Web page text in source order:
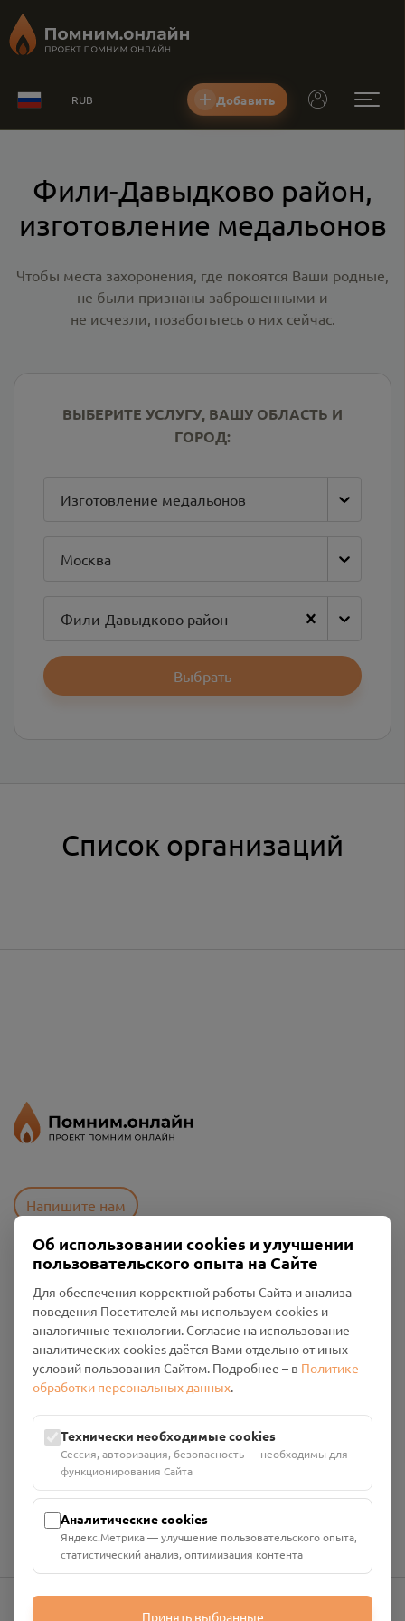
RUB Добавить
Фили-Давыдково район,
изготовление медальонов
Чтобы места захоронения, где покоятся Ваши родные,
не были признаны заброшенными и
не исчезли, позаботьтесь о них сейчас.
ВЫБЕРИТЕ УСЛУГУ, ВАШУ ОБЛАСТЬ И
ГОРОД:
Изготовление медальонов
Москва
Фили-Давыдково район
Выбрать
Список организаций
Напишите нам
Политика конфиденциальности
Промо-материалы
Настройки cookies
Общество с ограниченной ответственностью «Смоленский
Проект Помним»
ИНН: 6700029207 ОГРН: 1256700001986
Юридический адрес: 216790, Смоленская область, р-н
Руднянский, г. Рудня, улица Западная, д. 26А, пом. 18
Номер счёта: 40702810901130004287 в АО "АЛЬФА-БАНК"
Об использовании cookies и улучшении
пользовательского опыта на Сайте
Для обеспечения корректной работы Сайта и анализа
поведения Посетителей мы используем cookies и
аналогичные технологии. Согласие на использование
аналитических cookies даётся Вами отдельно от иных
условий пользования Сайтом. Подробнее – в Политике
обработки персональных данных.
Технически необходимые cookies
Сессия, авторизация, безопасность — необходимы для
функционирования Сайта
Аналитические cookies
Яндекс.Метрика — улучшение пользовательского опыта,
статистический анализ, оптимизация контента
Принять выбранные